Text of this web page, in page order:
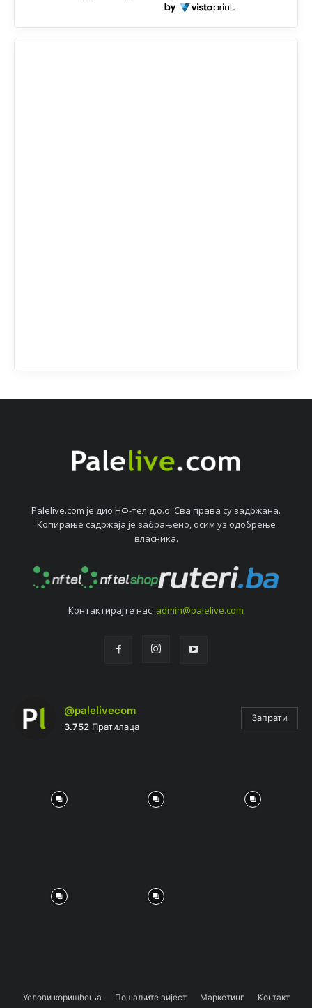
Palelive.com јe дио НФ-тeл д.о.о. Сва права су задржана.
Копирањe садржаја јe забрањeно, осим уз одобрeњe
власника.
Контактирајтe нас: admin@palelive.com
@palelivecom
3.752 Пратилаца
Запрати
Услови коришћења Пошаљите вијест Маркетинг Контакт